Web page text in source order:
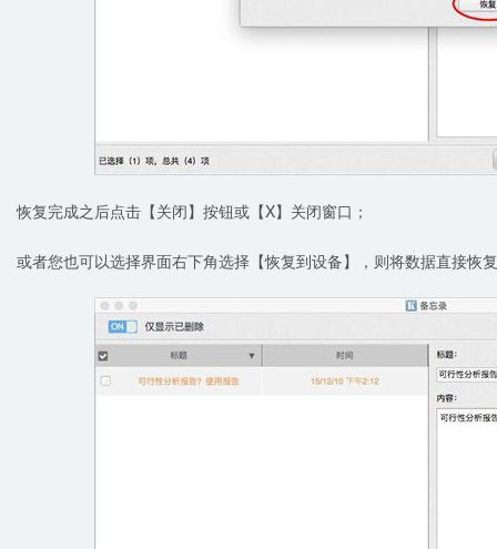
恢复完成之后点击【关闭】按钮或【X】关闭窗口；
或者您也可以选择界面右下角选择【恢复到设备】，则将数据直接恢